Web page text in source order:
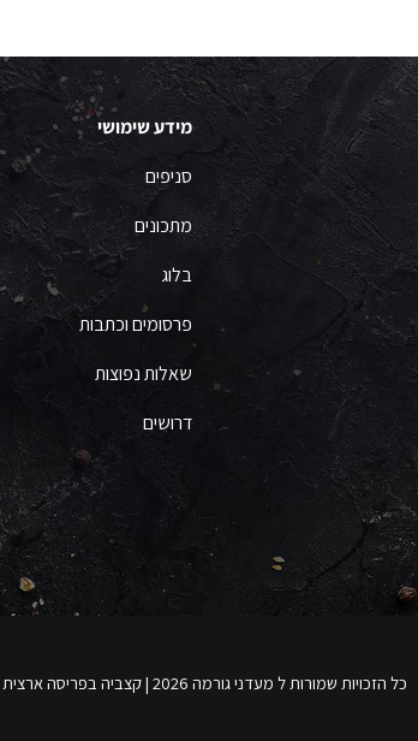
מידע שימושי
סניפים
מתכונים
בלוג
פרסומים וכתבות
שאלות נפוצות
דרושים
כל הזכויות שמורות ל מעדני גורמה 2026 | קצביה בפריסה ארצית ©